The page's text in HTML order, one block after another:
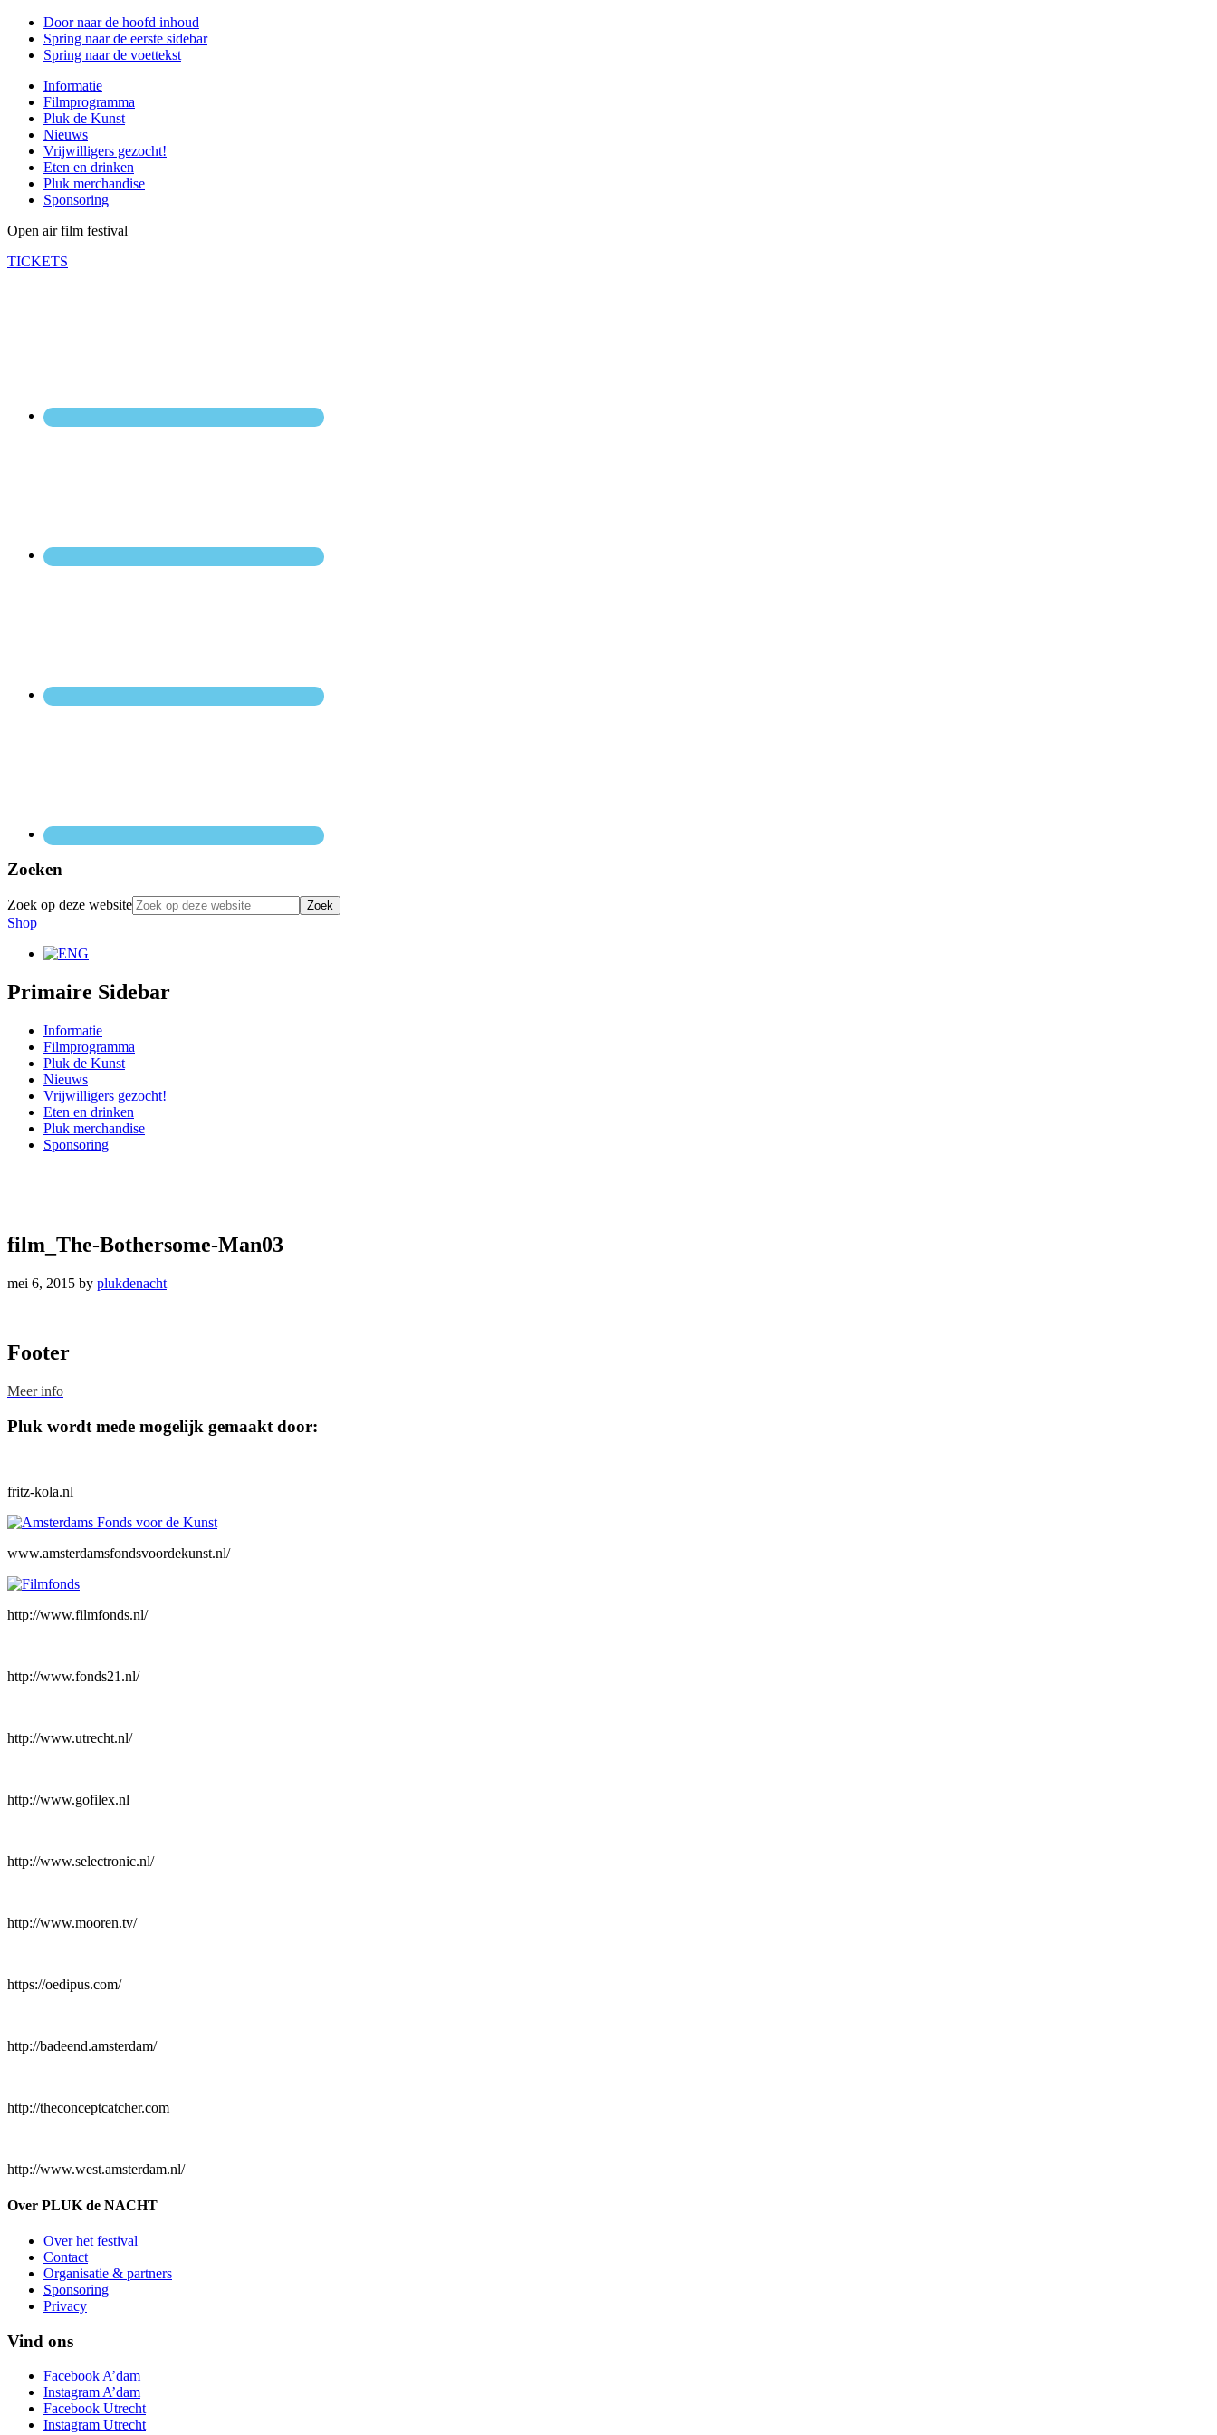
Door naar de hoofd inhoud
Spring naar de eerste sidebar
Spring naar de voettekst
Informatie
Filmprogramma
Pluk de Kunst
Nieuws
Vrijwilligers gezocht!
Eten en drinken
Pluk merchandise
Sponsoring
Open air film festival
TICKETS
Zoeken
Zoek op deze website
Shop
Primaire Sidebar
Informatie
Filmprogramma
Pluk de Kunst
Nieuws
Vrijwilligers gezocht!
Eten en drinken
Pluk merchandise
Sponsoring
film_The-Bothersome-Man03
mei 6, 2015 by plukdenacht
Footer
Meer info
Pluk wordt mede mogelijk gemaakt door:
fritz-kola.nl
www.amsterdamsfondsvoordekunst.nl/
http://www.filmfonds.nl/
http://www.fonds21.nl/
http://www.utrecht.nl/
http://www.gofilex.nl
http://www.selectronic.nl/
http://www.mooren.tv/
https://oedipus.com/
http://badeend.amsterdam/
http://theconceptcatcher.com
http://www.west.amsterdam.nl/
Over PLUK de NACHT
Over het festival
Contact
Organisatie & partners
Sponsoring
Privacy
Vind ons
Facebook A’dam
Instagram A’dam
Facebook Utrecht
Instagram Utrecht